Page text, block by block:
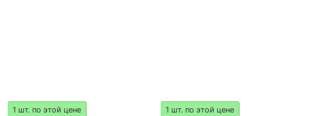
1 шт. по этой цене 1 шт. по этой цене